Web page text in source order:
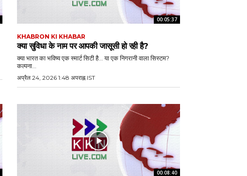
00:05:37
KHABRON KI KHABAR
क्या सुविधा के नाम पर आपकी जासूसी हो रही है?
क्या भारत का भविष्य एक स्मार्ट सिटी है… या एक निगरानी वाला सिस्टम?
कल्पना...
अप्रैल 24, 2026 1:48 अपराह्न IST
00:08:40